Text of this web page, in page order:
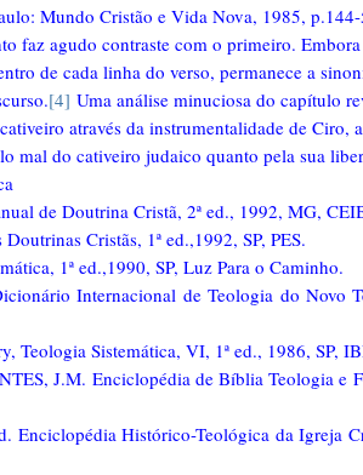
Mundo Cristão e Vida Nova, 1985,
faz agudo contraste com o primeiro.
de cada linha do verso, permanece a
[4] Uma análise minuciosa do capítulo
através da instrumentalidade de Ciro,
mal do cativeiro judaico quanto pela sua
de Doutrina Cristã, 2ª ed., 1992, MG,
Doutrinas Cristãs, 1ª ed.,1992, SP, PES.
1ª ed.,1990, SP, Luz Para o Caminho.
Internacional de Teologia do Novo
Teologia Sistemática, VI, 1ª ed., 1986, SP,
J.M. Enciclopédia de Bíblia Teologia e
Enciclopédia Histórico-Teológica da Igreja